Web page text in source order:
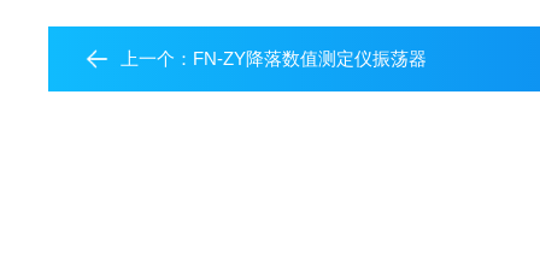
上一个： FN-ZY降落数值测定仪振荡器